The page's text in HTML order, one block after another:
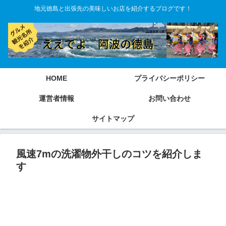
地元徳島と出張先の美味しいお店を紹介するブログです！
HOME プライバシーポリシー
運営者情報 お問い合わせ
サイトマップ
風速7mの洗濯物外干しのコツを紹介しま
す